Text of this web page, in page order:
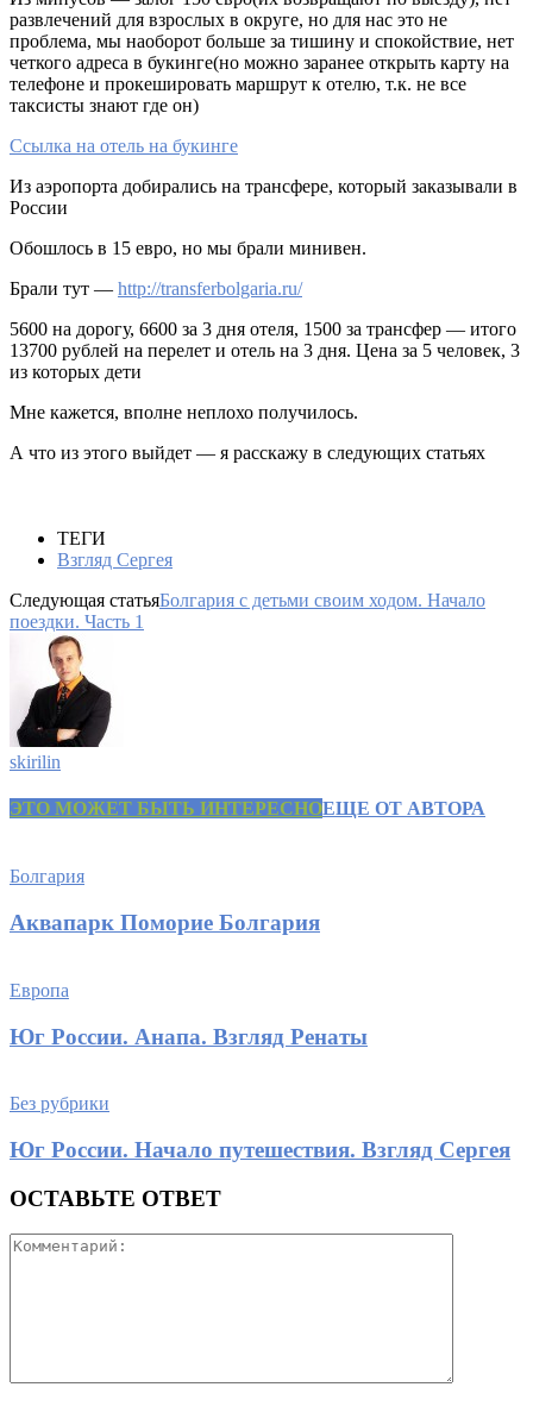
развлечений для взрослых в округе, но для нас это не
проблема, мы наоборот больше за тишину и спокойствие, нет
четкого адреса в букинге(но можно заранее открыть карту на
телефоне и прокешировать маршрут к отелю, т.к. не все
таксисты знают где он)
Ссылка на отель на букинге
Из аэропорта добирались на трансфере, который заказывали в
России
Обошлось в 15 евро, но мы брали минивен.
Брали тут — http://transferbolgaria.ru/
5600 на дорогу, 6600 за 3 дня отеля, 1500 за трансфер — итого
13700 рублей на перелет и отель на 3 дня. Цена за 5 человек, 3
из которых дети
Мне кажется, вполне неплохо получилось.
А что из этого выйдет — я расскажу в следующих статьях
ТЕГИ
Взгляд Сергея
Следующая статьяБолгария с детьми своим ходом. Начало
поездки. Часть 1
skirilin
ЭТО МОЖЕТ БЫТЬ ИНТЕРЕСНОЕЩЕ ОТ АВТОРА
Болгария
Аквапарк Поморие Болгария
Европа
Юг России. Анапа. Взгляд Ренаты
Без рубрики
Юг России. Начало путешествия. Взгляд Сергея
ОСТАВЬТЕ ОТВЕТ